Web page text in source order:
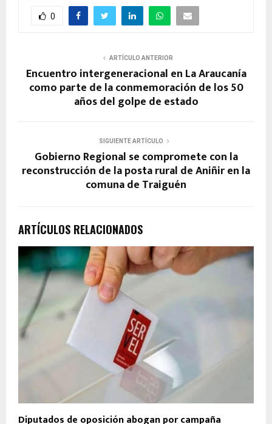
0
ARTÍCULO ANTERIOR
Encuentro intergeneracional en La Araucanía
como parte de la conmemoración de los 50
años del golpe de estado
SIGUIENTE ARTÍCULO
Gobierno Regional se compromete con la
reconstrucción de la posta rural de Aniñir en la
comuna de Traiguén
ARTÍCULOS RELACIONADOS
Diputados de oposición abogan por campaña